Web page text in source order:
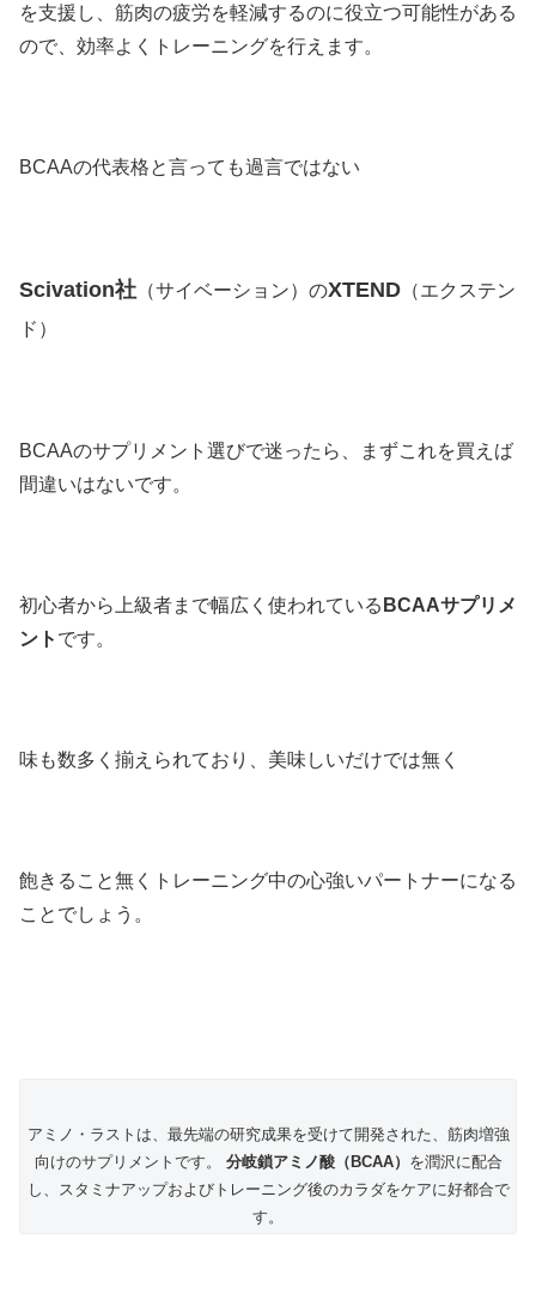
を支援し、筋肉の疲労を軽減するのに役立つ可能性がある
ので、効率よくトレーニングを行えます。
BCAAの代表格と言っても過言ではない
Scivation社 （サイベーション）のXTEND （エクステン
ド）
BCAAのサプリメント選びで迷ったら、まずこれを買えば
間違いはないです。
初心者から上級者まで幅広く使われている BCAAサプリメ
ント です。
味も数多く揃えられており、美味しいだけでは無く
飽きること無くトレーニング中の心強いパートナーになる
ことでしょう。
アミノ・ラストは、最先端の研究成果を受けて開発された、筋肉増強
向けのサプリメントです。 分岐鎖アミノ酸（BCAA） を潤沢に配合
し、スタミナアップおよびトレーニング後のカラダをケアに好都合で
す。